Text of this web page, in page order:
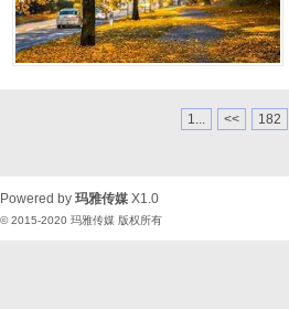
1... << 182
Powered by 玛雅传媒 X1.0
© 2015-2020 玛雅传媒 版权所有